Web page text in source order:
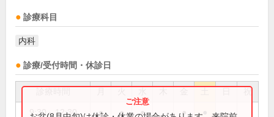
診療科目
内科
診療/受付時間・休診日
祝
9:30～12:30 ● ● ● ●